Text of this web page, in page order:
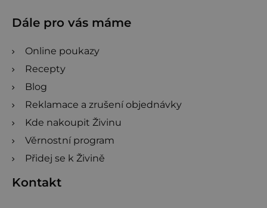
Dále pro vás máme
Online poukazy
Recepty
Blog
Reklamace a zrušení objednávky
Kde nakoupit Živinu
Věrnostní program
Přidej se k Živině
Kontakt